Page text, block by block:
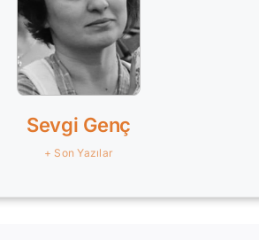
Sevgi Genç
+ Son Yazılar